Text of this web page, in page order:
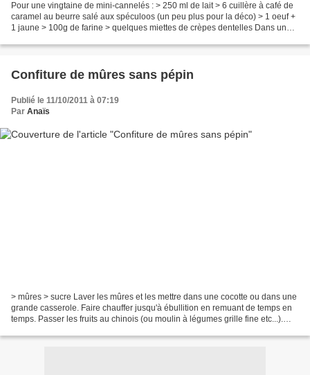
Pour une vingtaine de mini-cannelés : > 250 ml de lait > 6 cuillère à café de
caramel au beurre salé aux spéculoos (un peu plus pour la déco) > 1 oeuf +
1 jaune > 100g de farine > quelques miettes de crèpes dentelles Dans une
Confiture de mûres sans pépin
Publié le 11/10/2011 à 07:19
Par Anaïs
> mûres > sucre Laver les mûres et les mettre dans une cocotte ou dans une
grande casserole. Faire chauffer jusqu'à ébullition en remuant de temps en
temps. Passer les fruits au chinois (ou moulin à légumes grille fine etc...).